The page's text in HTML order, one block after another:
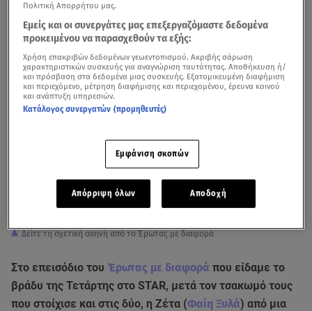
Δείτε τη σχετική σκηνή από το Έρωτας με διαφορά
Στο επεισόδιο του Έρωτας με διαφορά που είδαμε το
βράδυ της Τετάρτης στο STAR, μετά τον τσακωμό τους
που στοίχισε και στις δύο, η Ζέτα (Φαίη Ξυλά) από μια
Πολιτική Απορρήτου μας.
Εμείς και οι συνεργάτες μας επεξεργαζόμαστε δεδομένα
προκειμένου να παρασχεθούν τα εξής:
Χρήση επακριβών δεδομένων γεωεντοπισμού. Ακριβής σάρωση
χαρακτηριστικών συσκευής για αναγνώριση ταυτότητας. Αποθήκευση ή/
και πρόσβαση στα δεδομένα μιας συσκευής. Εξατομικευμένη διαφήμιση
και περιεχόμενο, μέτρηση διαφήμισης και περιεχομένου, έρευνα κοινού
και ανάπτυξη υπηρεσιών.
Κατάλογος συνεργατών (προμηθευτές)
Εμφάνιση σκοπών
Απόρριψη όλων Αποδοχή